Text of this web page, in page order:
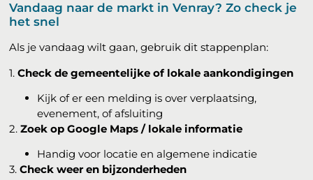
Vandaag naar de markt in Venray? Zo check je
het snel
Als je vandaag wilt gaan, gebruik dit stappenplan:
1.Check de gemeentelijke of lokale aankondigingen
Kijk of er een melding is over verplaatsing,
evenement, of afsluiting
2.Zoek op Google Maps / lokale informatie
Handig voor locatie en algemene indicatie
3.Check weer en bijzonderheden